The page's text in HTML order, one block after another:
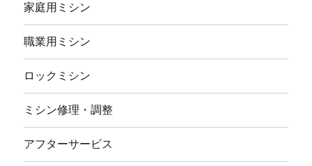
家庭用ミシン
職業用ミシン
ロックミシン
ミシン修理・調整
アフターサービス